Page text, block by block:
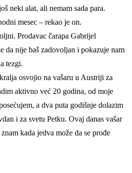
neki alat, ali nemam sada para.
mesec – rekao je on.
Prodavac čarapa Gabrijel
da nije baš zadovoljan i pokazuje nam
tezgi.
osvojio na vašaru u Austriji za
aktivno već 20 godina, od moje
a dva puta godišnje dolazim
i za svetu Petku. Ovaj danas vašar
kada jedva može da se prođe